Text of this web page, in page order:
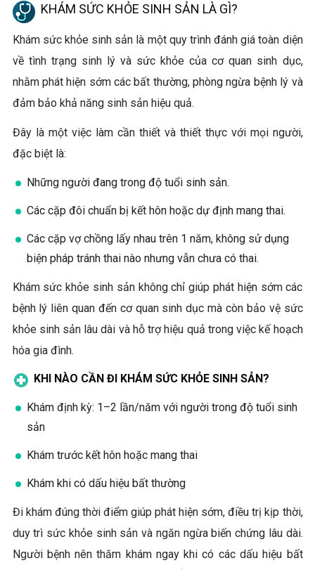
KHÁM SỨC KHỎE SINH SẢN LÀ GÌ?
Khám sức khỏe sinh sản là một quy trình đánh giá toàn diện
về tình trạng sinh lý và sức khỏe của cơ quan sinh dục,
nhằm phát hiện sớm các bất thường, phòng ngừa bệnh lý và
đảm bảo khả năng sinh sản hiệu quả.
Đây là một việc làm cần thiết và thiết thực với mọi người,
đặc biệt là:
Những người đang trong độ tuổi sinh sản.
Các cặp đôi chuẩn bị kết hôn hoặc dự định mang thai.
Các cặp vợ chồng lấy nhau trên 1 năm, không sử dụng
biện pháp tránh thai nào nhưng vẫn chưa có thai.
Khám sức khỏe sinh sản không chỉ giúp phát hiện sớm các
bệnh lý liên quan đến cơ quan sinh dục mà còn bảo vệ sức
khỏe sinh sản lâu dài và hỗ trợ hiệu quả trong việc kế hoạch
hóa gia đình.
KHI NÀO CẦN ĐI KHÁM SỨC KHỎE SINH SẢN?
Khám định kỳ: 1–2 lần/năm với người trong độ tuổi sinh
sản
Khám trước kết hôn hoặc mang thai
Khám khi có dấu hiệu bất thường
Đi khám đúng thời điểm giúp phát hiện sớm, điều trị kịp thời,
duy trì sức khỏe sinh sản và ngăn ngừa biến chứng lâu dài.
Người bệnh nên thăm khám ngay khi có các dấu hiệu bất